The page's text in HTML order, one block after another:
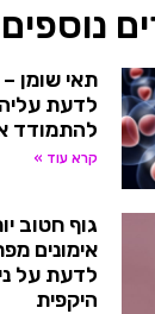
נוספים
תאי שומן
לדעת
להתמודד
קרא עוד »
גוף חטוב
אימונים
לדעת על
היקפית